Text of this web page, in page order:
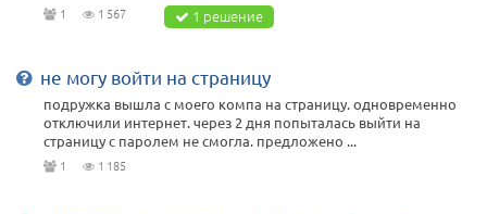
1 1 567 1 решение
не могу войти на страницу
подружка вышла с моего компа на страницу. одновременно
отключили интернет. через 2 дня попыталась выйти на
страницу с паролем не смогла. предложено ...
1 1 185